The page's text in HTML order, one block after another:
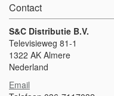
Contact
S&C Distributie B.V.
Televisieweg 81-1
1322 AK Almere
Nederland
Email